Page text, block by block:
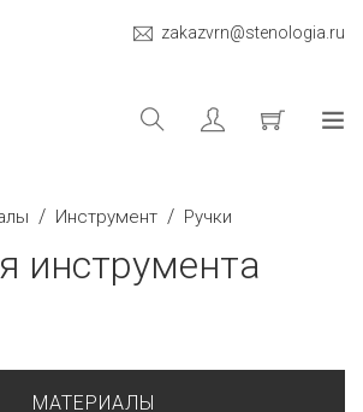
zakazvrn@stenologia.ru
/ Инструмент / Ручки
инструмента
МАТЕРИАЛЫ